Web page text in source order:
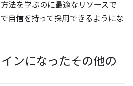
法を学ぶのに最適なリソースで
自信を持って採用できるようにな
ンになったその他の